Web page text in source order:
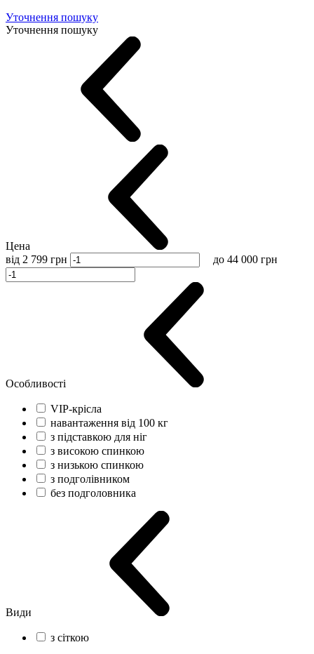
Уточнення пошуку
Уточнення пошуку
Цена
від 2 799 грн до 44 000 грн
Особливості
VIP-крісла
навантаження від 100 кг
з підставкою для ніг
з високою спинкою
з низькою спинкою
з подголівником
без подголовника
Види
з сіткою